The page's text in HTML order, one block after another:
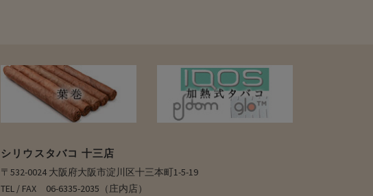
シリウスタバコ 十三店
〒532-0024 大阪府大阪市淀川区十三本町1-5-19
TEL / FAX 06-6335-2035（庄内店）